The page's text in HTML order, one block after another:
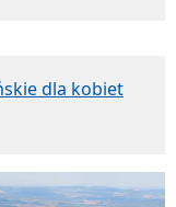
dla kobiet